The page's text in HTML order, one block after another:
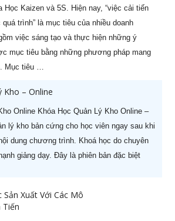
Học Kaizen và 5S. Hiện nay, “việc cải tiến
trình” là mục tiêu của nhiều doanh
việc sáng tạo và thực hiện những ý
mục tiêu bằng những phương pháp mang
Mục tiêu …
Kho – Online
Online Khóa Học Quản Lý Kho Online –
lý kho bản cứng cho học viên ngay sau khi
dung chương trình. Khoá học do chuyên
giảng dạy. Đây là phiên bản đặc biệt
Sản Xuất Với Các Mô
Tiến
học Nâng cao năng lực
lý cấp Trung (-50%)
29/08/2026
học CEO Giám Đốc Điều
chuyên nghiệp (-60%)
05/08/2026
chuyên nghiệp (-60%)
chính chuyên nghiệp
Thuyết trình chuyên
07/08/2026
- Giám đốc sản xuất
nghiệp (-50%)